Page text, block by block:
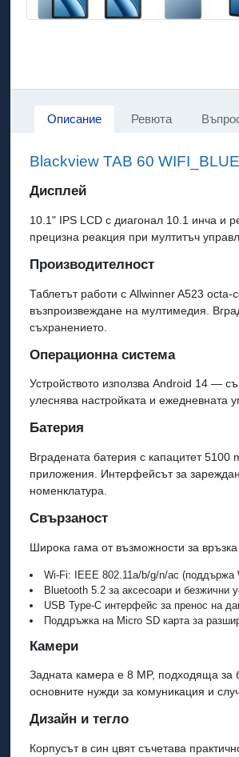
Описание Ревюта
Blackview TAB 60
Дисплей
10.1" IPS LCD с диагонал 10.1 инча и
прецизна реакция при мултитъч
Производителност
Таблетът работи с Allwinner A523 octa-
възпроизвеждане на мултимедия.
съхранението.
Операционна система
Устройството използва Android 14 —
улеснява настройката и ежедневната
Батерия
Вградената батерия с капацитет
приложения. Интерфейсът за
номенклатура.
Свързаност
Широка гама от възможности за
Wi‑Fi: IEEE 802.11a/b/g/n/ac (поддържа
Bluetooth 5.2 за аксесоари и безжични
USB Type‑C интерфейс за пренос на
Поддръжка на Micro SD карта за
Камери
Задната камера е 8 MP, подходяща за
основните нужди за комуникация и
Дизайн и тегло
Корпусът в син цвят съчетава